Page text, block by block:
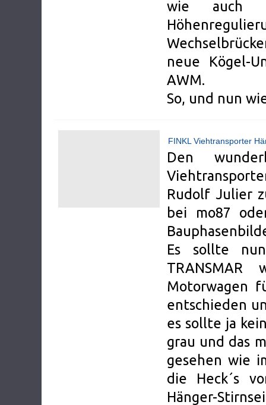
wie auch
neue Kögel-
AWM.
So, und nun
FINKL Viehtransporter
Den
Rudolf Julier
bei mo87
Es sollte
Motorwagen
entschieden
es sollte ja
grau und das
gesehen wie
die Heck´s
Hänger-